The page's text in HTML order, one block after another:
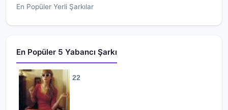
En Popüler Yerli Şarkılar
En Popüler 5 Yabancı Şarkı
22